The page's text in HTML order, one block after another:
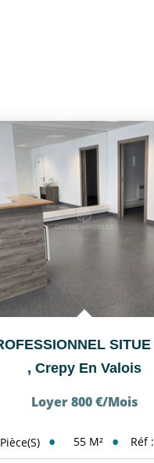
, Crepy En Valois
Loyer 800 €/mois
Pièce(s) 55 M² Réf :